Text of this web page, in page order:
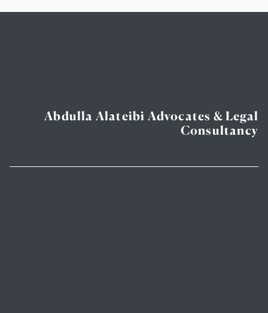
Abdulla Alateibi Advocates & Legal
Consultancy